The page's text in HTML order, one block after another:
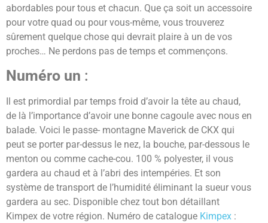
abordables pour tous et chacun. Que ça soit un accessoire
pour votre quad ou pour vous-même, vous trouverez
sûrement quelque chose qui devrait plaire à un de vos
proches… Ne perdons pas de temps et commençons.
Numéro un :
Il est primordial par temps froid d’avoir la tête au chaud,
de là l’importance d’avoir une bonne cagoule avec nous en
balade. Voici le passe- montagne Maverick de CKX qui
peut se porter par-dessus le nez, la bouche, par-dessous le
menton ou comme cache-cou. 100 % polyester, il vous
gardera au chaud et à l’abri des intempéries. Et son
système de transport de l’humidité éliminant la sueur vous
gardera au sec. Disponible chez tout bon détaillant
Kimpex de votre région. Numéro de catalogue Kimpex :